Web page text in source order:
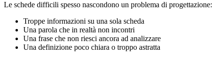
Le schede difficili spesso nascondono un problema di progettazione:
Troppe informazioni su una sola scheda
Una parola che in realtà non incontri
Una frase che non riesci ancora ad analizzare
Una definizione poco chiara o troppo astratta